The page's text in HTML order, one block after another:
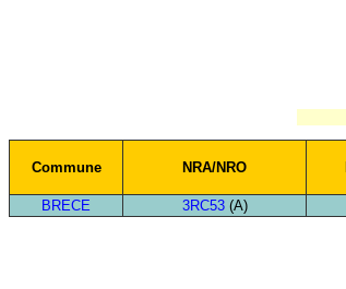
Commune NRA/NRO
BRECE
3RC53(A)